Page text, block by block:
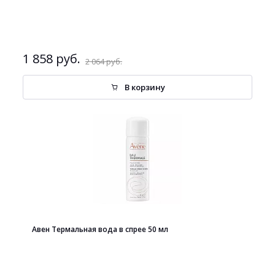
1 858 руб. 2 064 руб.
В корзину
Авен Термальная вода в спрее 50 мл